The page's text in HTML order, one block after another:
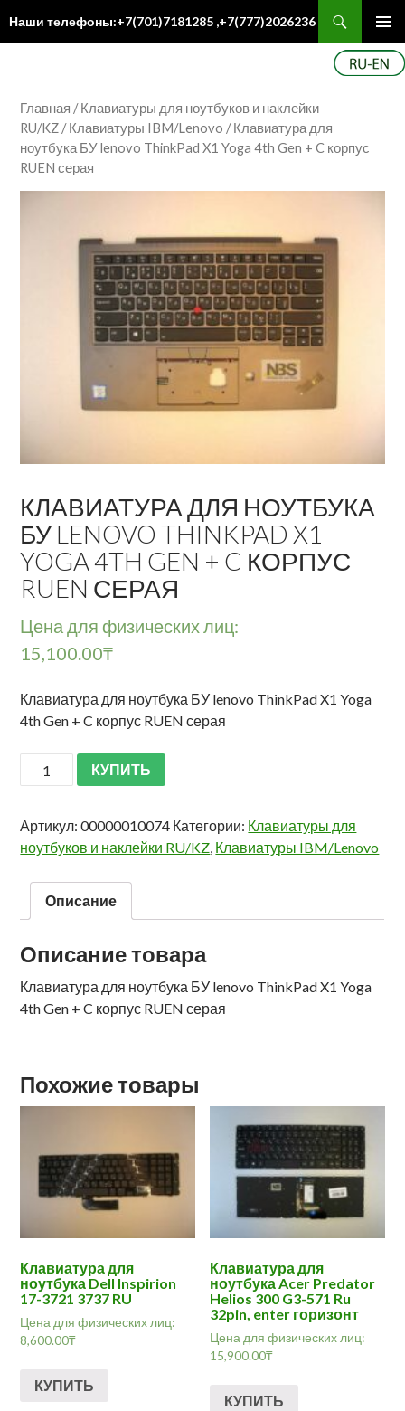
Наши телефоны:+7(701)7181285 ,+7(777)2026236
Главная /Клавиатуры для ноутбуков и наклейки
RU/KZ /Клавиатуры IBM/Lenovo / Клавиатура для
ноутбука БУ lenovo ThinkPad X1 Yoga 4th Gen + C корпус
RUEN серая
КЛАВИАТУРА ДЛЯ НОУТБУКА
БУ LENOVO THINKPAD X1
YOGA 4TH GEN + C КОРПУС
RUEN СЕРАЯ
Цена для физических лиц:
15,100.00₸
Клавиатура для ноутбука БУ lenovo ThinkPad X1 Yoga
4th Gen + C корпус RUEN серая
КУПИТЬ
Артикул:00000010074 Категории: Клавиатуры для
ноутбуков и наклейки RU/KZ, Клавиатуры IBM/Lenovo
Описание
Описание товара
Клавиатура для ноутбука БУ lenovo ThinkPad X1 Yoga
4th Gen + C корпус RUEN серая
Похожие товары
Клавиатура для
ноутбука Dell Inspirion
17-3721 3737 RU
Цена для физических лиц:
8,600.00₸
КУПИТЬ
Клавиатура для
ноутбука Acer Predator
Helios 300 G3-571 Ru
32pin, enter горизонт
Цена для физических лиц:
15,900.00₸
КУПИТЬ